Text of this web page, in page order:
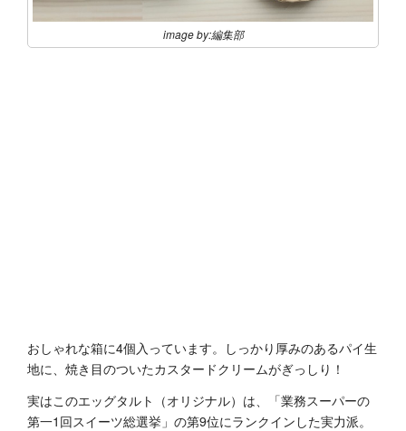
image by:編集部
おしゃれな箱に4個入っています。しっかり厚みのあるパイ生
地に、焼き目のついたカスタードクリームがぎっしり！
実はこのエッグタルト（オリジナル）は、「業務スーパーの
第一1回スイーツ総選挙」の第9位にランクインした実力派。